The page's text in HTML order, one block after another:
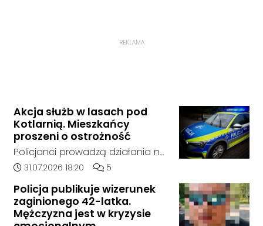
REKLAMA
Akcja służb w lasach pod
Kotlarnią. Mieszkańcy
proszeni o ostrożność
Policjanci prowadzą działania na
terenie kompleksów leśnych w
nam się ustalić, funkcjonariusze
poszukują mężczyzny, który może
posiadać niebezpieczne
Data dodania artykułu:
31.07.2026 18:20 Liczba komentarzy artykułu:
5
Policja publikuje wizerunek
zaginionego 42-latka.
Mężczyzna jest w kryzysie